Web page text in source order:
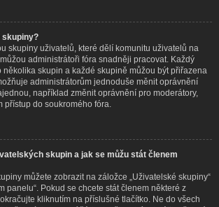
skupiny?
skupiny uživatelů, které dělí komunitu uživatelů na
administrátoři fóra snadněji pracovat. Každý
několika skupin a každé skupině můžou být přiřazena
administrátorům jednoduše měnit oprávnění
například změnit oprávnění pro moderátory,
do soukromého fóra.
skupin a jak se můžu stát členem
můžete zobrazit na záložce „Uživatelské skupiny“
panelu“. Pokud se chcete stát členem některé z
kliknutím na příslušné tlačítko. Ne do všech